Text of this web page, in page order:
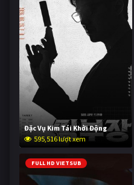
Đặc Vụ Kim Tái Khởi Động
595,516 lượt xem
FULL HD VIETSUB